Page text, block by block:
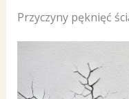
Przyczyny pęknięć